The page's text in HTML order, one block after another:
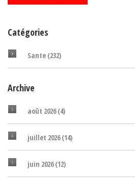
Catégories
Sante (232)
Archive
août 2026(4)
juillet 2026(14)
juin 2026(12)